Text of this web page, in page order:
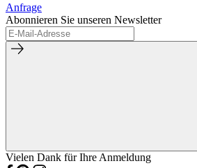
Anfrage
Abonnieren Sie unseren Newsletter
Vielen Dank für Ihre Anmeldung